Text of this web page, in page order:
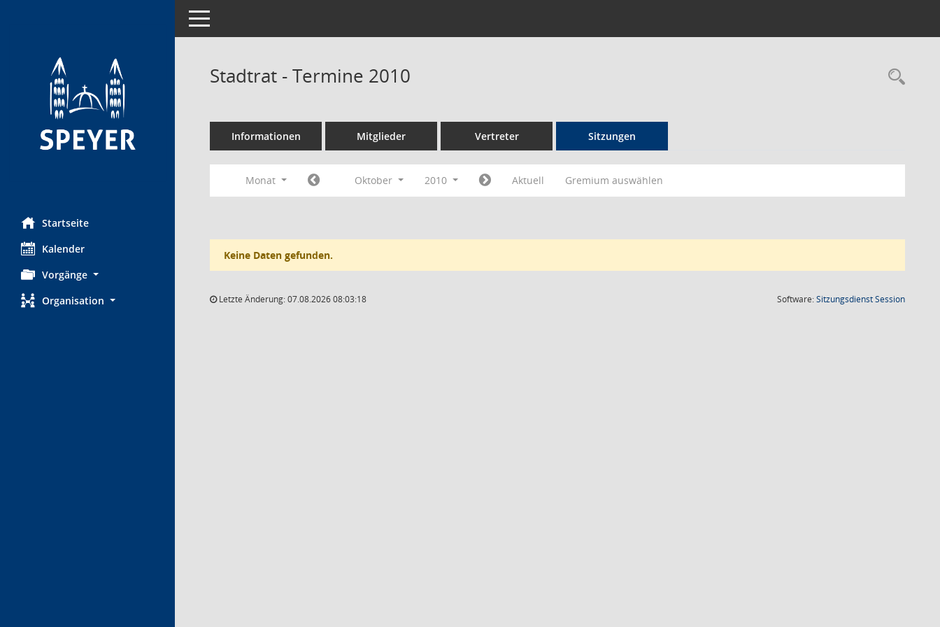
Startseite
Kalender
Vorgänge
Organisation
Toggle navigation
Stadtrat - Termine 2010
Informationen Mitglieder Vertreter Sitzungen
Monat Oktober 2010 Aktuell Gremium auswählen
Keine Daten gefunden.
Letzte Änderung: 07.08.2026 08:03:18 Software:SitzungsdienstSession(Wird in